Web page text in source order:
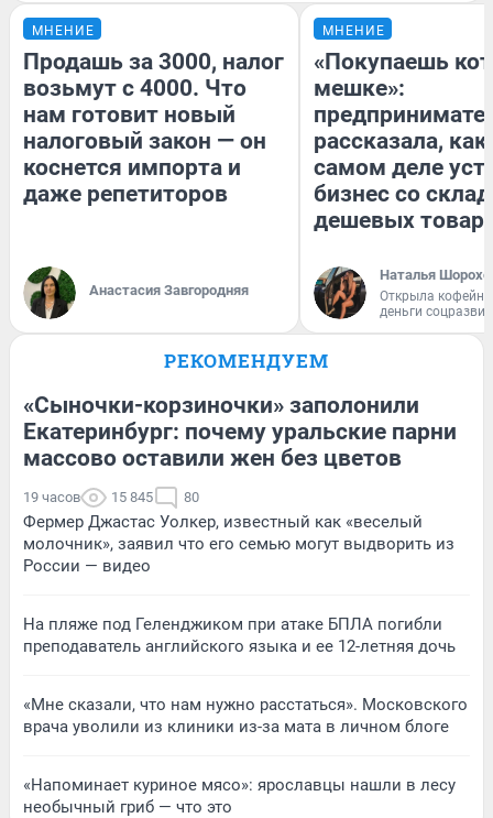
МНЕНИЕ
Продашь за 3000, налог
возьмут с 4000. Что
нам готовит новый
налоговый закон — он
коснется импорта и
даже репетиторов
Анастасия Завгородняя
МНЕНИЕ
«Покупаешь
мешке»:
рассказала, как
самом деле
бизнес со
дешевых
Наталья
Открыла
деньги
РЕКОМЕНДУЕМ
«Сыночки-корзиночки» заполонили
Екатеринбург: почему уральские парни
массово оставили жен без цветов
19 часов 15 845 80
Фермер Джастас Уолкер, известный как «веселый
молочник», заявил что его семью могут выдворить из
России — видео
На пляже под Геленджиком при атаке БПЛА погибли
преподаватель английского языка и ее 12-летняя дочь
«Мне сказали, что нам нужно расстаться». Московского
врача уволили из клиники из-за мата в личном блоге
«Напоминает куриное мясо»: ярославцы нашли в лесу
необычный гриб — что это